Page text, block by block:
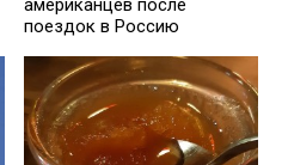
американцев после
поездок в Россию